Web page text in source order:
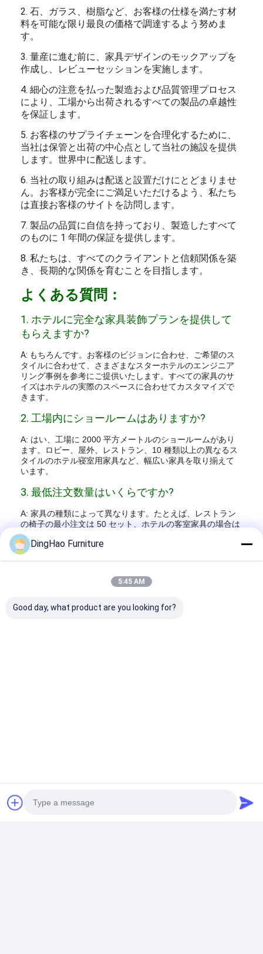
2. 石、ガラス、樹脂など、お客様の仕様を満たす材
料を可能な限り最良の価格で調達するよう努めま
す。
3. 量産に進む前に、家具デザインのモックアップを
作成し、レビューセッションを実施します。
4. 細心の注意を払った製造および品質管理プロセス
により、工場から出荷されるすべての製品の卓越性
を保証します。
5. お客様のサプライチェーンを合理化するために、
当社は保管と出荷の中心点として当社の施設を提供
します。世界中に配送します。
6. 当社の取り組みは配送と設置だけにとどまりませ
ん。お客様が完全にご満足いただけるよう、私たち
は直接お客様のサイトを訪問します。
7. 製品の品質に自信を持っており、製造したすべて
のものに 1 年間の保証を提供します。
8. 私たちは、すべてのクライアントと信頼関係を築
き、長期的な関係を育むことを目指します。
よくある質問：
1. ホテルに完全な家具装飾プランを提供して
もらえますか?
A: もちろんです。お客様のビジョンに合わせ、ご希望のス
タイルに合わせて、さまざまなスターホテルのエンジニア
リング事例を参考にご提供いたします。すべての家具のサ
イズはホテルの実際のスペースに合わせてカスタマイズで
きます。
2. 工場内にショールームはありますか?
A: はい、工場に 2000 平方メートルのショールームがあり
ます。ロビー、屋外、レストラン、10 種類以上の異なるス
タイルのホテル寝室用家具など、幅広い家具を取り揃えて
います。
3. 最低注文数量はいくらですか?
A: 家具の種類によって異なります。たとえば、レストラン
の椅子の最小注文は 50 セット、ホテルの客室家具の場合は
20 セットです。
4.納期はどれくらいですか?
A: 30% のデポジットと図面の確認を受け取った後、承認用
のサンプルを作成します。その後、発送までに 30 ～ 60 日
DingHao Furniture
5:45 AM
Good day, what product are you looking for?